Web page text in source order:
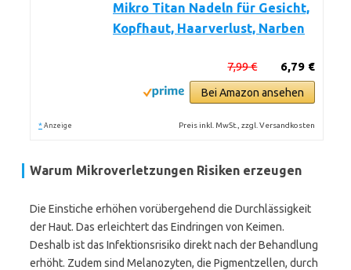
Mikro Titan Nadeln für Gesicht,
Kopfhaut, Haarverlust, Narben
6,79 €
7,99 €
Bei Amazon ansehen
* Anzeige Preis inkl. MwSt., zzgl. Versandkosten
Warum Mikroverletzungen Risiken erzeugen
Die Einstiche erhöhen vorübergehend die Durchlässigkeit
der Haut. Das erleichtert das Eindringen von Keimen.
Deshalb ist das Infektionsrisiko direkt nach der Behandlung
erhöht. Zudem sind Melanozyten, die Pigmentzellen, durch